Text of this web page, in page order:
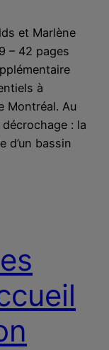
et Marlène
– 42 pages
à
Montréal. Au
: la
d’un bassin